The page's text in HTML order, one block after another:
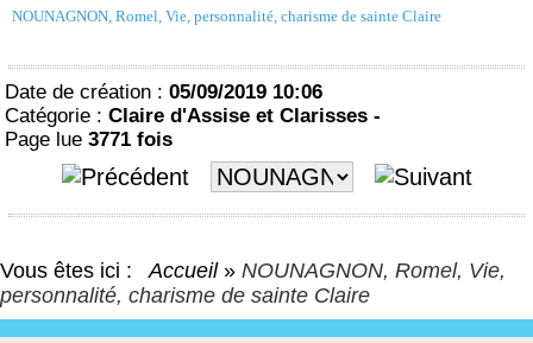
NOUNAGNON, Romel, Vie, personnalité, charisme de sainte Claire
Date de création : 05/09/2019 10:06
Catégorie : Claire d'Assise et Clarisses -
Page lue 3771 fois
Vous êtes ici : Accueil » NOUNAGNON, Romel, Vie,
personnalité, charisme de sainte Claire